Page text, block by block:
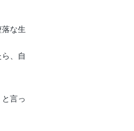
な生
、自
言っ